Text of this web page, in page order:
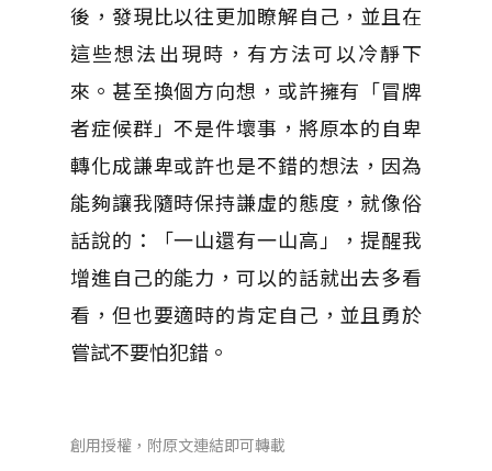
後，發現比以往更加瞭解自己，並且在
這些想法出現時，有方法可以冷靜下
來。甚至換個方向想，或許擁有「冒牌
者症候群」不是件壞事，將原本的自卑
轉化成謙卑或許也是不錯的想法，因為
能夠讓我隨時保持謙虛的態度，就像俗
話說的：「一山還有一山高」，提醒我
增進自己的能力，可以的話就出去多看
看，但也要適時的肯定自己，並且勇於
嘗試不要怕犯錯。
創用授權，附原文連結即可轉載